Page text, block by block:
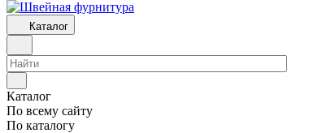
Каталог
Каталог
По всему сайту
По каталогу